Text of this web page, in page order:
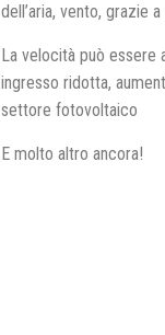
dell’aria, vento, grazie
La velocità può essere
ingresso ridotta,
settore fotovoltaico
E molto altro ancora!